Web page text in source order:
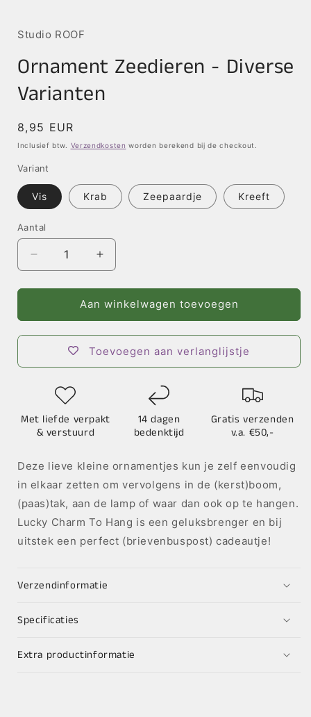
Studio ROOF
Ornament Zeedieren - Diverse
Varianten
Normale
prijs
8,95 EUR
Inclusief btw. Verzendkosten worden berekend bij de checkout.
Variant
Vis Krab Zeepaardje Kreeft
Aantal
Aantal
verlagen
voor
Ornament
Zeedieren
-
Diverse
Aantal
verhogen
voor
Ornament
Zeedieren
-
Diverse
Varianten
Aan winkelwagen toevoegen
Toevoegen aan verlanglijstje
Met liefde verpakt
& verstuurd
14 dagen
bedenktijd
Gratis verzenden
v.a. €50,-
Deze lieve kleine ornamentjes kun je zelf eenvoudig
in elkaar zetten om vervolgens in de (kerst)boom,
(paas)tak, aan de lamp of waar dan ook op te hangen.
Lucky Charm To Hang is een geluksbrenger en bij
uitstek een perfect (brievenbuspost) cadeautje!
Verzendinformatie
Specificaties
Extra productinformatie